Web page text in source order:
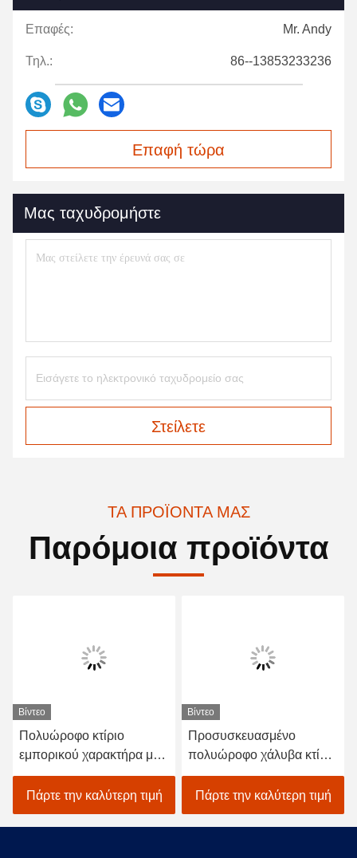
Επαφές: Mr. Andy
Τηλ.: 86--13853233236
Επαφή τώρα
Μας ταχυδρομήστε
Στείλετε
ΤΑ ΠΡΟΪΌΝΤΑ ΜΑΣ
Παρόμοια προϊόντα
Βίντεο
Πολυώροφο κτίριο
εμπορικού χαρακτήρα με
σιδηροτροχείο
Πάρτε την καλύτερη τιμή
Βίντεο
Προσυσκευασμένο
πολυώροφο χάλυβα κτίριο
μεγάλης έκτασης χάλυβα
δομή εργοστάσιο
αποθήκη
Πάρτε την καλύτερη τιμή